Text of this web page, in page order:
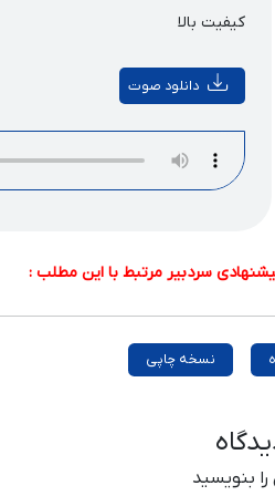
کیفیت بالا
دانلود صوت
سردبیر مرتبط با این مطلب :
نسخه چاپی
بنویسید